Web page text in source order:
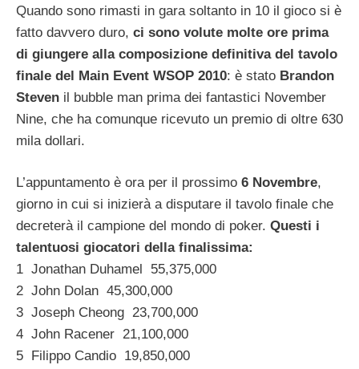
Quando sono rimasti in gara soltanto in 10 il gioco si è
fatto davvero duro, ci sono volute molte ore prima
di giungere alla composizione definitiva del tavolo
finale del Main Event WSOP 2010: è stato Brandon
Steven il bubble man prima dei fantastici November
Nine, che ha comunque ricevuto un premio di oltre 630
mila dollari.
L’appuntamento è ora per il prossimo 6 Novembre,
giorno in cui si inizierà a disputare il tavolo finale che
decreterà il campione del mondo di poker. Questi i
talentuosi giocatori della finalissima:
1 Jonathan Duhamel 55,375,000
2 John Dolan 45,300,000
3 Joseph Cheong 23,700,000
4 John Racener 21,100,000
5 Filippo Candio 19,850,000